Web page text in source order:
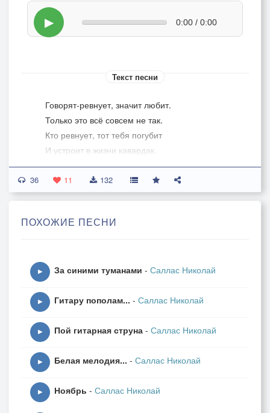
▶ 0:00 / 0:00
Текст песни
Говорят-ревнует, значит любит.
Только это всё совсем не так.
Кто ревнует, тот тебя погубит
И устроит в жизни кавардак.
Кто добра желает, будет верить,
Жизнь твою коврами устилать...
Под себя всех близких подстилать.
Зародит взаимную любовь.
Рядом, месте, в каждой жизни вновь.
36 11 132
ПОХОЖИЕ ПЕСНИ
▶ За синими туманами - Саллас Николай
▶ Гитару пополам... - Саллас Николай
▶ Пой гитарная струна - Саллас Николай
▶ Белая мелодия... - Саллас Николай
▶ Ноябрь - Саллас Николай